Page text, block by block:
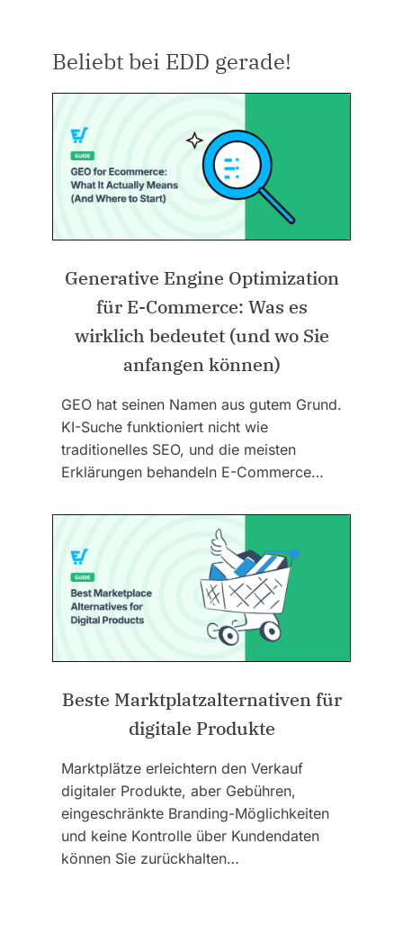
Beliebt bei EDD gerade!
Generative Engine Optimization
für E-Commerce: Was es
wirklich bedeutet (und wo Sie
anfangen können)
GEO hat seinen Namen aus gutem Grund.
KI-Suche funktioniert nicht wie
traditionelles SEO, und die meisten
Erklärungen behandeln E-Commerce…
Beste Marktplatzalternativen für
digitale Produkte
Marktplätze erleichtern den Verkauf
digitaler Produkte, aber Gebühren,
eingeschränkte Branding-Möglichkeiten
und keine Kontrolle über Kundendaten
können Sie zurückhalten…